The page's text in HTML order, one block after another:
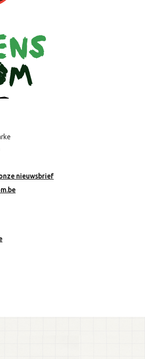
nieuwsbrief